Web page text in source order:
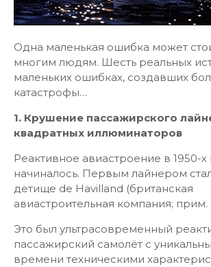
Одна маленькая ошибка может
многим людям. Шесть реальных
маленьких ошибках, создавших
катастрофы…
1. Крушение пассажирского
квадратных иллюминаторов
Реактивное авиастроение в 1950-х
начиналось. Первым лайнером
детище de Havilland (британская
авиастроительная компания; прим.
Это был ультрасовременный
пассажирский самолёт с
времени техническими